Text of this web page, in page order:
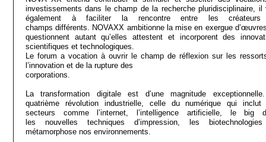
investissements dans le champ de la recherche pluridisciplinaire, il
également à faciliter la rencontre entre les
champs différents. NOVAXX ambitionne la mise en exergue
questionnent autant qu’elles attestent et incorporent des
scientifiques et technologiques.
Le forum a vocation à ouvrir le champ de réflexion sur les
l’innovation et de la rupture des
corporations.
La transformation digitale est d’une magnitude
quatrième révolution industrielle, celle du numérique qui inclut
secteurs comme l’internet, l’intelligence artificielle, le big
les nouvelles techniques d’impression, les
métamorphose nos environnements.